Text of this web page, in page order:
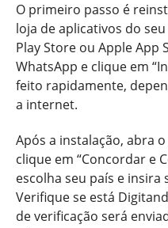
O primeiro passo é
loja de aplicativos do
Play Store ou Apple App
WhatsApp e clique em
feito rapidamente,
a internet.
Após a instalação, abra
clique em “Concordar e
escolha seu país e
Verifique se está
de verificação será